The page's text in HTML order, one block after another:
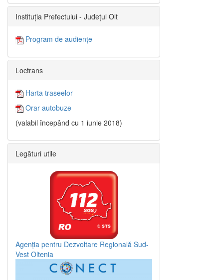
Instituția Prefectului - Județul Olt
Program de audiențe
Loctrans
Harta traseelor
Orar autobuze
(valabil începând cu 1 iunie 2018)
Legături utile
Agenția pentru Dezvoltare Regională Sud-
Vest Oltenia